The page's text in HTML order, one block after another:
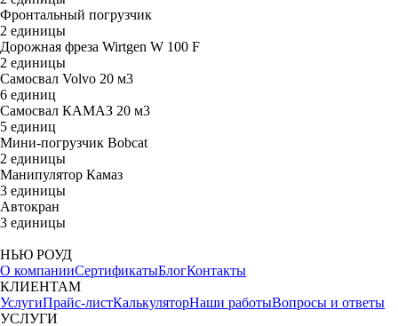
Фронтальный погрузчик
2 единицы
Дорожная фреза Wirtgen W 100 F
2 единицы
Самосвал Volvo 20 м3
6 единиц
Cамосвал КАМАЗ 20 м3
5 единиц
Мини-погрузчик Bobcat
2 единицы
Манипулятор Камаз
3 единицы
Автокран
3 единицы
НЬЮ РОУД
О компанииСертификатыБлогКонтакты
КЛИЕНТАМ
УслугиПрайс-листКалькуляторНаши работыВопросы и ответы
УСЛУГИ